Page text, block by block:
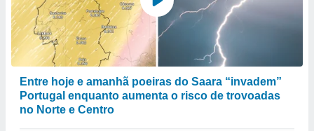
Entre hoje e amanhã poeiras do Saara “invadem”
Portugal enquanto aumenta o risco de trovoadas
no Norte e Centro